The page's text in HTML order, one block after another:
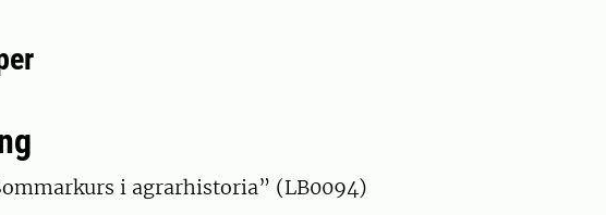
i agrarhistoria” (LB0094)